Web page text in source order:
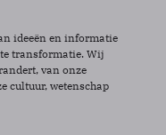
ideeën en informatie
transformatie. Wij
van onze
cultuur, wetenschap